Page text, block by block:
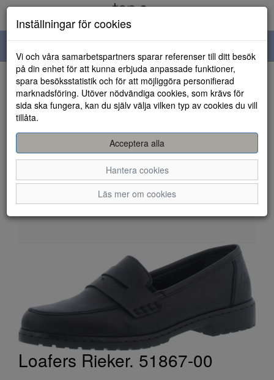
navigation
HEM
Loafers Rieker. 51867-00
Inställningar för cookies
Vi och våra samarbetspartners sparar referenser till ditt besök
på din enhet för att kunna erbjuda anpassade funktioner,
spara besöksstatistik och för att möjliggöra personifierad
marknadsföring. Utöver nödvändiga cookies, som krävs för
sida ska fungera, kan du själv välja vilken typ av cookies du vill
tillåta.
Acceptera alla
Hantera cookies
Läs mer om cookies